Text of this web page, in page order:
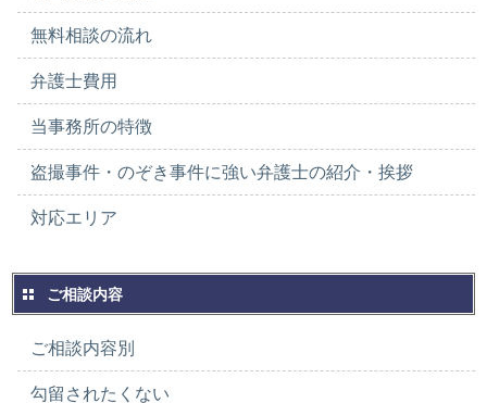
無料相談の流れ
弁護士費用
当事務所の特徴
盗撮事件・のぞき事件に強い弁護士の紹介・挨拶
対応エリア
ご相談内容
ご相談内容別
勾留されたくない